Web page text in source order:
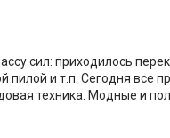
сил: приходилось
пилой и т.п. Сегодня все
техника. Модные и